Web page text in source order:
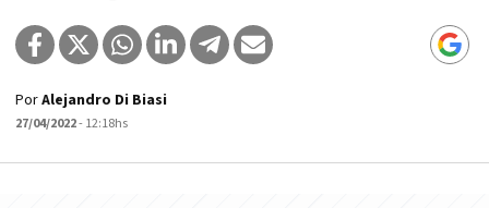
PorAlejandro Di Biasi
27/04/2022- 12:18hs